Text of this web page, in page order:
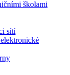
školami
sítí